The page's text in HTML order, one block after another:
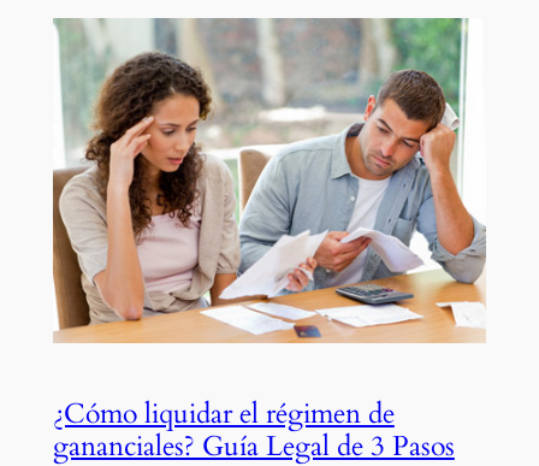
¿Cómo liquidar el régimen de
gananciales? Guía Legal de 3 Pasos